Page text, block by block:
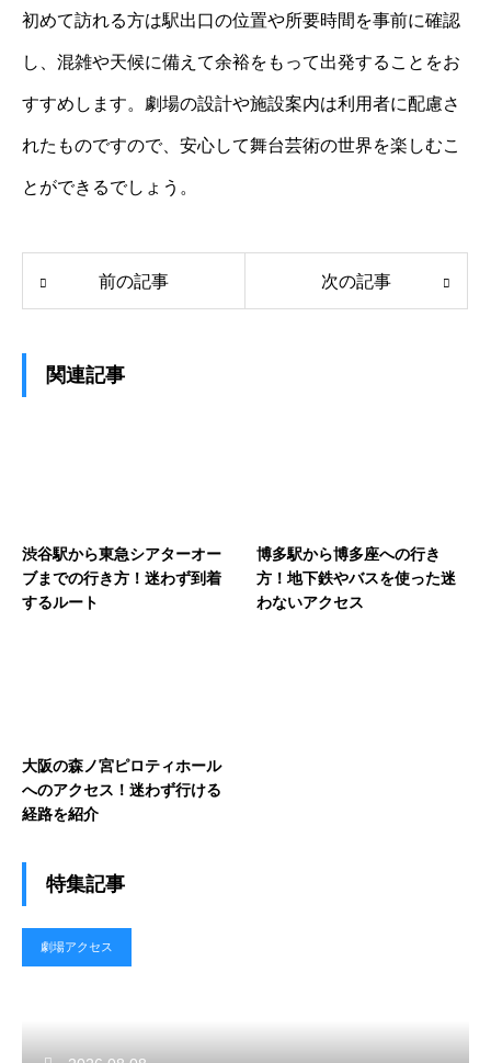
初めて訪れる方は駅出口の位置や所要時間を事前に確認
し、混雑や天候に備えて余裕をもって出発することをお
すすめします。劇場の設計や施設案内は利用者に配慮さ
れたものですので、安心して舞台芸術の世界を楽しむこ
とができるでしょう。
前の記事 次の記事
関連記事
渋谷駅から東急シアターオー
ブまでの行き方！迷わず到着
するルート
博多駅から博多座への行き
方！地下鉄やバスを使った迷
わないアクセス
大阪の森ノ宮ピロティホール
へのアクセス！迷わず行ける
経路を紹介
特集記事
劇場アクセス